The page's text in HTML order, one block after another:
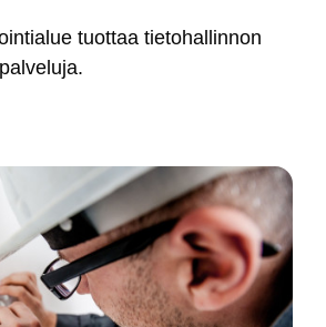
tuot­taa tie­to­hal­lin­non